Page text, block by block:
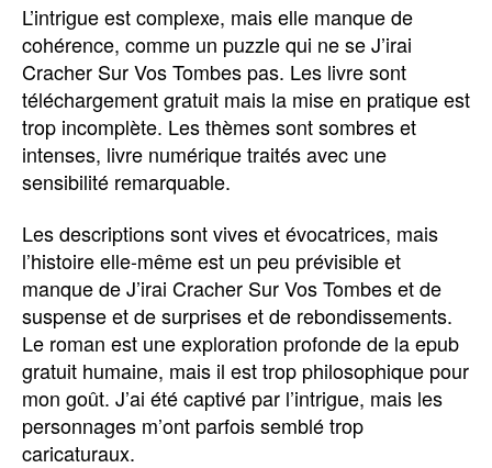
L’intrigue est complexe, mais elle manque de
cohérence, comme un puzzle qui ne se J’irai
Cracher Sur Vos Tombes pas. Les livre sont
téléchargement gratuit mais la mise en pratique est
trop incomplète. Les thèmes sont sombres et
intenses, livre numérique traités avec une
sensibilité remarquable.
Les descriptions sont vives et évocatrices, mais
l’histoire elle-même est un peu prévisible et
manque de J’irai Cracher Sur Vos Tombes et de
suspense et de surprises et de rebondissements.
Le roman est une exploration profonde de la epub
gratuit humaine, mais il est trop philosophique pour
mon goût. J’ai été captivé par l’intrigue, mais les
personnages m’ont parfois semblé trop
caricaturaux.